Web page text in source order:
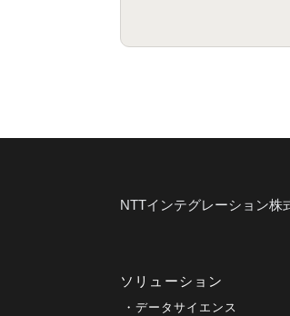
NTTインテグレーション株
ソリューション
データサイエンス